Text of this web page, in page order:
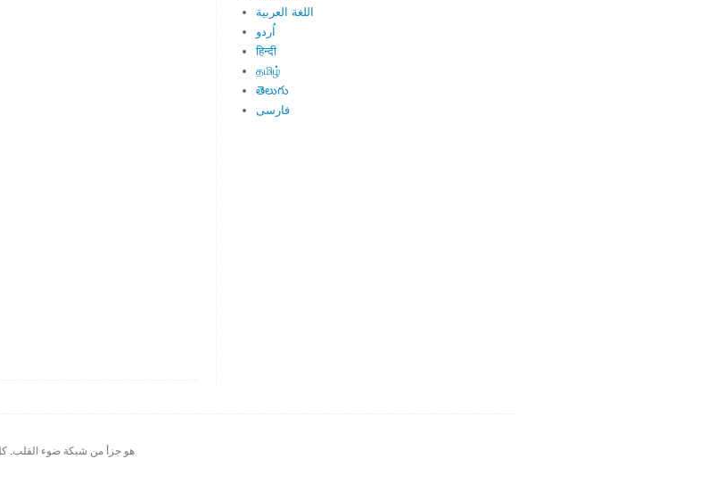
اللغة العربية
اُردو
हिन्दी
தமிழ்
తెలుగు
فارسی
هو جزأ من شبكة ضوء القلب. كل